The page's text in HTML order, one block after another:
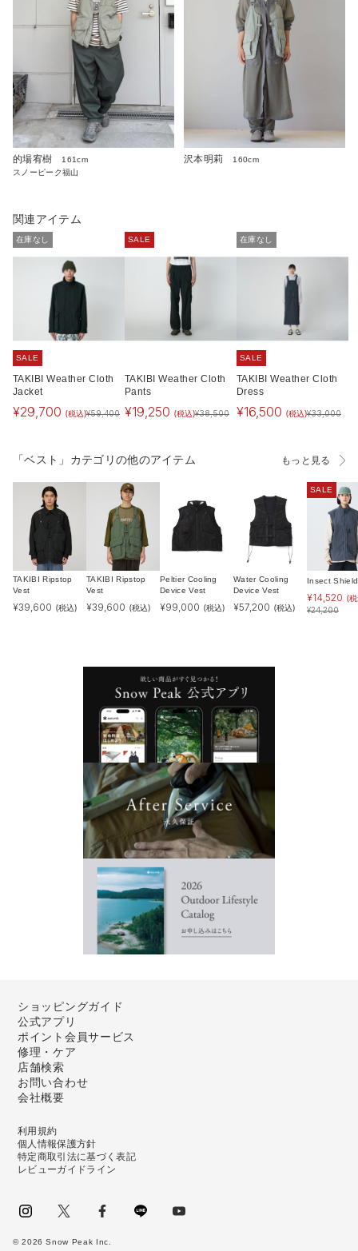
的場宥樹
161cm
スノーピーク福山
沢本明莉 160cm
関連アイテム
在庫なし
SALE
TAKIBI Weather Cloth
Jacket
¥29,700 (税込)¥59,400
SALE
TAKIBI Weather Cloth
Pants
¥19,250 (税込)¥38,500
在庫なし
SALE
TAKIBI Weather Cloth
Dress
¥16,500 (税込)¥33,000
「ベスト」カテゴリの他のアイテム もっと見る
TAKIBI Ripstop
Vest
¥39,600 (税込)
TAKIBI Ripstop
Vest
¥39,600 (税込)
Peltier Cooling
Device Vest
¥99,000 (税込)
Water Cooling
Device Vest
¥57,200 (税込)
SALE
Insect
¥14,520 (
¥24,200
ショッピングガイド
公式アプリ
ポイント会員サービス
修理・ケア
店舗検索
お問い合わせ
会社概要
利用規約
個人情報保護方針
特定商取引法に基づく表記
レビューガイドライン
©2026 Snow Peak Inc.